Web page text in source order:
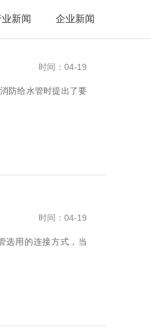
新闻 企业新闻
时间：04-19
防给水管时提出了要
时间：04-19
选用的连接方式，当